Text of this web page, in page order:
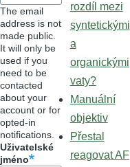
The email
address is not
made public.
It will only be
used if you
need to be
contacted
about your
account or for
opted-in
notifications.
Uživatelské
jméno
rozdíl mezi
syntetickými
a
organickými
vaty?
Manuální
objektiv
Přestal
reagovat AF